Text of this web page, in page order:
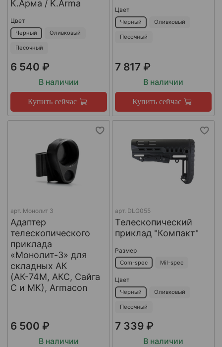
К.Арма / K.Arma
Цвет
Черный Оливковый
Песочный
6 540 ₽
В наличии
Купить сейчас
Цвет
Черный Оливковый
Песочный
7 817 ₽
В наличии
Купить сейчас
арт. Монолит 3
Адаптер
телескопического
приклада
«Монолит-3» для
складных АК
(АК-74М, АКС, Сайга
С и МК), Armacon
6 500 ₽
В наличии
арт. DLG055
Телескопический
приклад "Компакт"
Размер
Com-spec Mil-spec
Цвет
Черный Оливковый
Песочный
7 339 ₽
В наличии